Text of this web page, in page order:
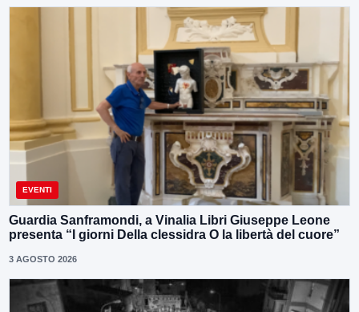
EVENTI
Guardia Sanframondi, a Vinalia Libri Giuseppe Leone
presenta “I giorni Della clessidra O la libertà del cuore”
3 AGOSTO 2026